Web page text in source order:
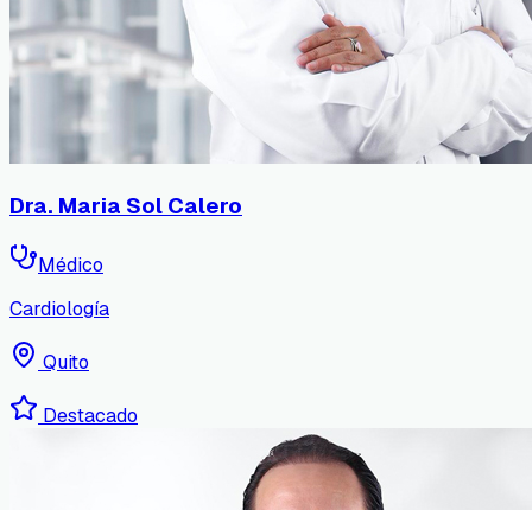
Dra. Maria Sol Calero
Médico
Cardiología
Quito
Destacado